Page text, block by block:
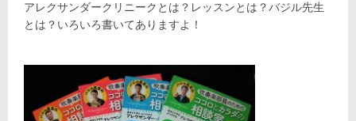
アレクサンダークリニークとは？レッスンとは？バジル先生
とは？いろいろ書いてありますよ！